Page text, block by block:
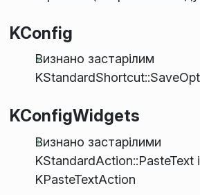
KConfig
Визнано застарілим
KConfigWidgets
Визнано застарілими
KStandardAction::PasteText і
KPasteTextAction